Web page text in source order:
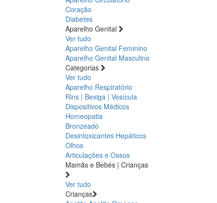
Coração
Diabetes
Aparelho Genital
Ver tudo
Aparelho Genital Feminino
Aparelho Genital Masculino
Categorias
Ver tudo
Aparelho Respiratório
Rins | Bexiga | Vesícula
Dispositivos Médicos
Homeopatia
Bronzeado
Desintoxicantes Hepáticos
Olhos
Articulações e Ossos
Mamãs e Bebés | Crianças
Ver tudo
Crianças